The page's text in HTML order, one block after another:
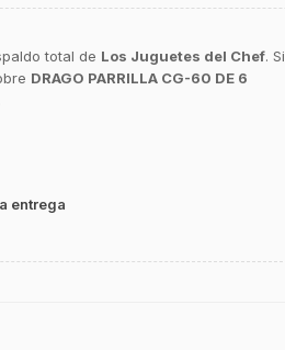
total de Los Juguetes del Chef. Si
DRAGO PARRILLA CG-60 DE 6
entrega